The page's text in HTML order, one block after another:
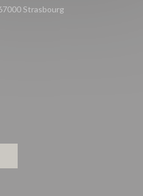
Strasbourg((在新窗口中打开))